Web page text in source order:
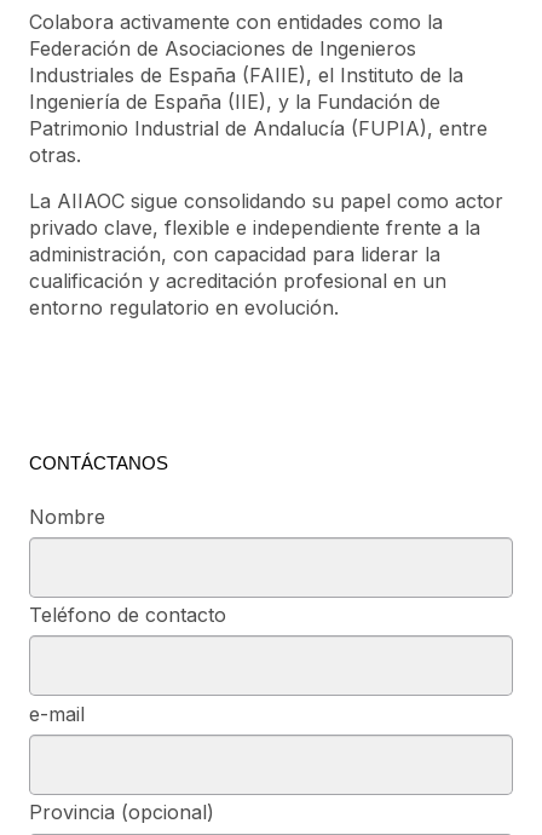
Colabora activamente con entidades como la
Federación de Asociaciones de Ingenieros
Industriales de España (FAIIE), el Instituto de la
Ingeniería de España (IIE), y la Fundación de
Patrimonio Industrial de Andalucía (FUPIA), entre
otras.
La AIIAOC sigue consolidando su papel como actor
privado clave, flexible e independiente frente a la
administración, con capacidad para liderar la
cualificación y acreditación profesional en un
entorno regulatorio en evolución.
CONTÁCTANOS
Nombre
Teléfono de contacto
e-mail
Provincia (opcional)